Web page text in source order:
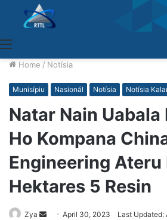
Home / Notísia
Munisípiu Nasionál Notísia Notísia
Natar Nain Uabala
Ho Kompana
Engineering Ateru
Hektares 5 Resin
Zya
SendApril 30, 2023 Last